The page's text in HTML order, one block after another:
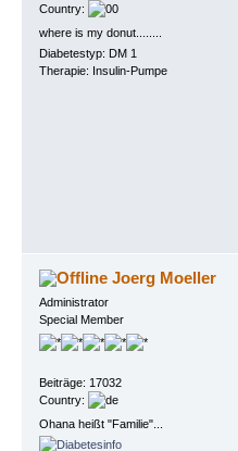
Country:
where is my donut........
Diabetestyp: DM 1
Therapie: Insulin-Pumpe
Joerg Moeller
Administrator
Special Member
Beiträge: 17032
Country:
Ohana heißt "Familie"...